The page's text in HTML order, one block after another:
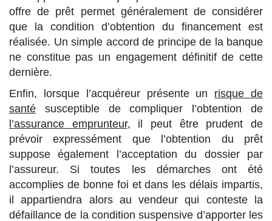
offre de prêt permet généralement de considérer
que la condition d’obtention du financement est
réalisée. Un simple accord de principe de la banque
ne constitue pas un engagement définitif de cette
dernière.
Enfin, lorsque l’acquéreur présente un risque de
santé susceptible de compliquer l’obtention de
l’assurance emprunteur, il peut être prudent de
prévoir expressément que l’obtention du prêt
suppose également l’acceptation du dossier par
l’assureur. Si toutes les démarches ont été
accomplies de bonne foi et dans les délais impartis,
il appartiendra alors au vendeur qui conteste la
défaillance de la condition suspensive d’apporter les